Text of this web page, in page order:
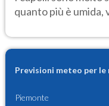
quanto più è umida,
Previsioni meteo per
Piemonte